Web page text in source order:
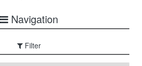
Navigation
Filter